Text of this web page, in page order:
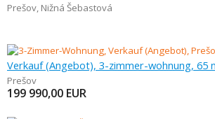
Prešov, Nižná Šebastová
Verkauf (Angebot), 3-zimmer-wohnung, 65
Prešov
199 990,00 EUR